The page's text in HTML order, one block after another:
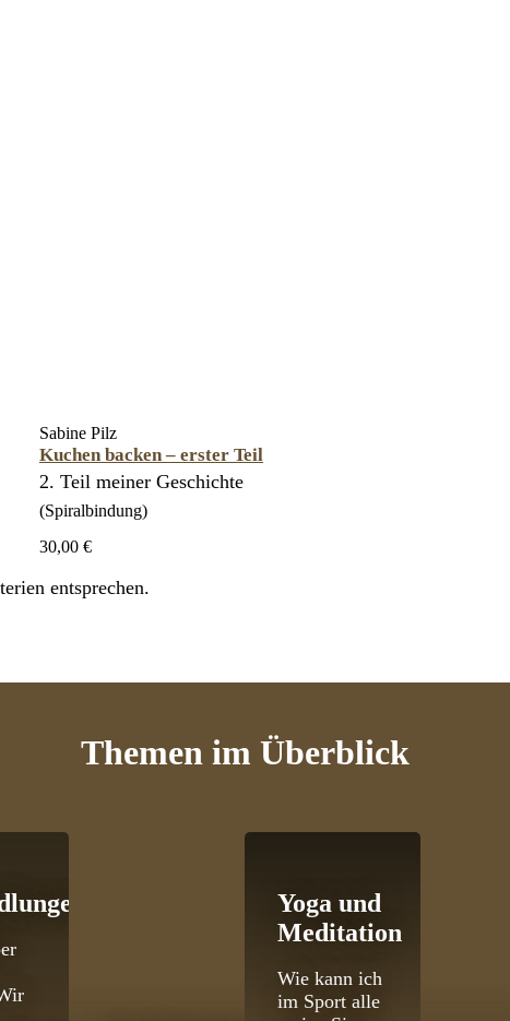
Sabine Pilz
Kuchen backen – erster Teil
2. Teil meiner Geschichte
(Spiralbindung)
30,00 €
entsprechen.
Themenim Überblick
Yoga und
Meditation
Wie kann ich
im Sport alle